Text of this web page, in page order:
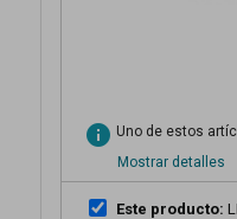
info Uno de estos
Mostrar detalles
Este producto: